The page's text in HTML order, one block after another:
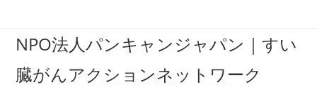
contentNPO法人パンキャンジャパン｜すい
臓がんアクションネットワーク